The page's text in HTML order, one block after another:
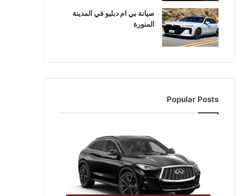
صيانة بي ام دبليو في المدينة
المنورة
Popular Posts